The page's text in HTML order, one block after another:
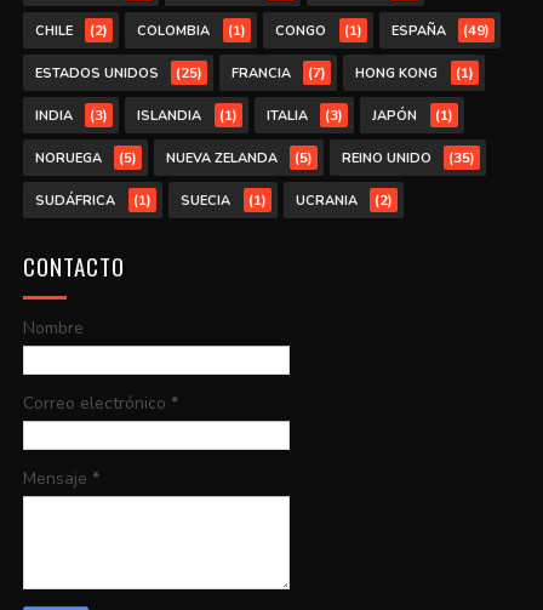
CHILE (2) COLOMBIA (1) CONGO (1) ESPAÑA (49)
ESTADOS UNIDOS (25) FRANCIA (7) HONG KONG (1)
INDIA (3) ISLANDIA (1) ITALIA (3) JAPÓN (1)
NORUEGA (5) NUEVA ZELANDA (5) REINO UNIDO (35)
SUDÁFRICA (1) SUECIA (1) UCRANIA (2)
CONTACTO
Nombre
Correo electrónico *
Mensaje *